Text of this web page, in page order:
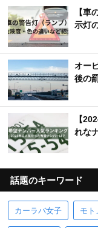
【車
示灯
オー
後の
【
れな
話題のキーワード
カーラバ女子 モト